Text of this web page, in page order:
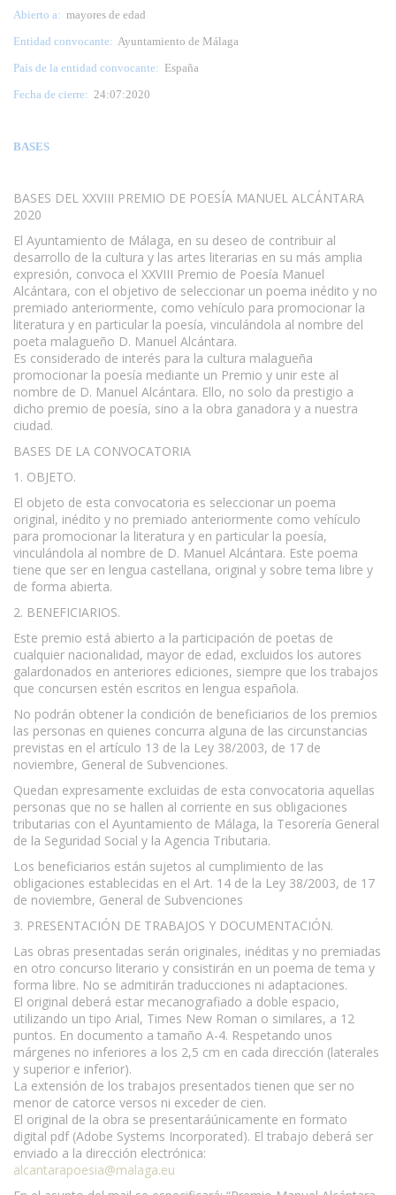
Abierto a: mayores de edad
Entidad convocante: Ayuntamiento de Málaga
País de la entidad convocante: España
Fecha de cierre: 24:07:2020
BASES
BASES DEL XXVIII PREMIO DE POESÍA MANUEL ALCÁNTARA
2020
El Ayuntamiento de Málaga, en su deseo de contribuir al
desarrollo de la cultura y las artes literarias en su más amplia
expresión, convoca el XXVIII Premio de Poesía Manuel
Alcántara, con el objetivo de seleccionar un poema inédito y no
premiado anteriormente, como vehículo para promocionar la
literatura y en particular la poesía, vinculándola al nombre del
poeta malagueño D. Manuel Alcántara.
Es considerado de interés para la cultura malagueña
promocionar la poesía mediante un Premio y unir este al
nombre de D. Manuel Alcántara. Ello, no solo da prestigio a
dicho premio de poesía, sino a la obra ganadora y a nuestra
ciudad.
BASES DE LA CONVOCATORIA
1. OBJETO.
El objeto de esta convocatoria es seleccionar un poema
original, inédito y no premiado anteriormente como vehículo
para promocionar la literatura y en particular la poesía,
vinculándola al nombre de D. Manuel Alcántara. Este poema
tiene que ser en lengua castellana, original y sobre tema libre y
de forma abierta.
2. BENEFICIARIOS.
Este premio está abierto a la participación de poetas de
cualquier nacionalidad, mayor de edad, excluidos los autores
galardonados en anteriores ediciones, siempre que los trabajos
que concursen estén escritos en lengua española.
No podrán obtener la condición de beneficiarios de los premios
las personas en quienes concurra alguna de las circunstancias
previstas en el artículo 13 de la Ley 38/2003, de 17 de
noviembre, General de Subvenciones.
Quedan expresamente excluidas de esta convocatoria aquellas
personas que no se hallen al corriente en sus obligaciones
tributarias con el Ayuntamiento de Málaga, la Tesorería General
de la Seguridad Social y la Agencia Tributaria.
Los beneficiarios están sujetos al cumplimiento de las
obligaciones establecidas en el Art. 14 de la Ley 38/2003, de 17
de noviembre, General de Subvenciones
3. PRESENTACIÓN DE TRABAJOS Y DOCUMENTACIÓN.
Las obras presentadas serán originales, inéditas y no premiadas
en otro concurso literario y consistirán en un poema de tema y
forma libre. No se admitirán traducciones ni adaptaciones.
El original deberá estar mecanografiado a doble espacio,
utilizando un tipo Arial, Times New Roman o similares, a 12
puntos. En documento a tamaño A-4. Respetando unos
márgenes no inferiores a los 2,5 cm en cada dirección (laterales
y superior e inferior).
La extensión de los trabajos presentados tienen que ser no
menor de catorce versos ni exceder de cien.
El original de la obra se presentaráúnicamente en formato
digital pdf (Adobe Systems Incorporated). El trabajo deberá ser
enviado a la dirección electrónica:
alcantarapoesia@malaga.eu